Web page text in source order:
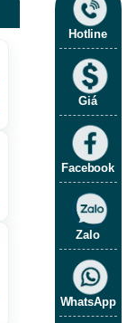
Hotline
Giá
Facebook
Zalo
WhatsApp